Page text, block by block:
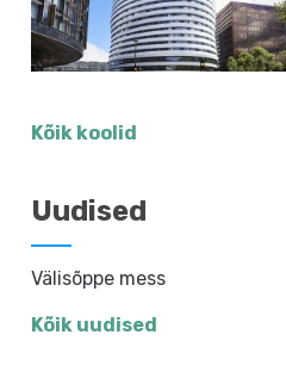
Kõik koolid
Uudised
Välisõppe mess
Kõik uudised